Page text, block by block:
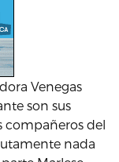
Venegas
son sus
compañeros del
nada